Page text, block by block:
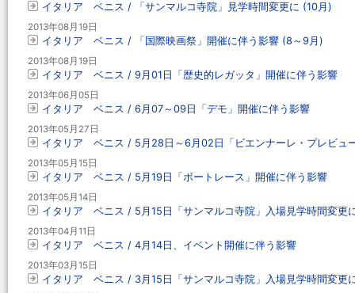
イタリア ベニス / 「サンマルコ寺院」見学時間変更に (10月)
2013年08月19日
イタリア ベニス / 「国際映画祭」開催に伴う影響 (8～9月)
2013年08月19日
イタリア ベニス / 9月01日「歴史的レガッタ」開催に伴う影響
2013年06月05日
イタリア ベニス / 6月07～09日「デモ」開催に伴う影響
2013年05月27日
イタリア ベニス / 5月28日～6月02日「ビエンナーレ・プレビュ
2013年05月15日
イタリア ベニス / 5月19日「ボートレース」開催に伴う影響
2013年05月14日
イタリア ベニス / 5月15日「サンマルコ寺院」入場見学時間変更
2013年04月11日
イタリア ベニス / 4月14日、イベント開催に伴う影響
2013年03月15日
イタリア ベニス / 3月15日「サンマルコ寺院」入場見学時間変更